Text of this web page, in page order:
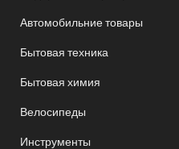
Автомобильние товары
Бытовая техника
Бытовая химия
Велосипеды
Инструменты